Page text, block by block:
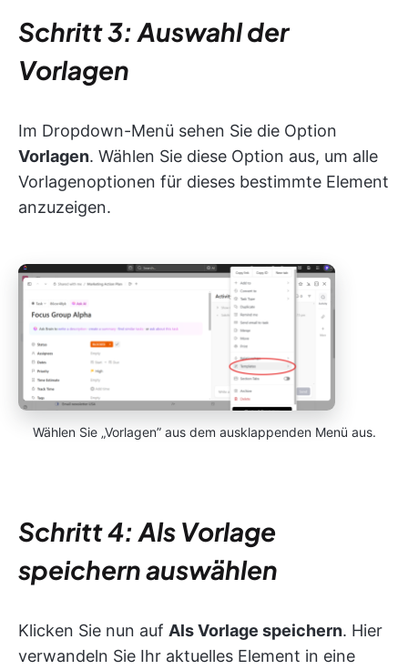
Schritt 3: Auswahl der
Vorlagen
Im Dropdown-Menü sehen Sie die Option
Vorlagen. Wählen Sie diese Option aus, um alle
Vorlagenoptionen für dieses bestimmte Element
anzuzeigen.
Wählen Sie „Vorlagen” aus dem ausklappenden Menü aus.
Schritt 4: Als Vorlage
speichern auswählen
Klicken Sie nun auf Als Vorlage speichern. Hier
verwandeln Sie Ihr aktuelles Element in eine